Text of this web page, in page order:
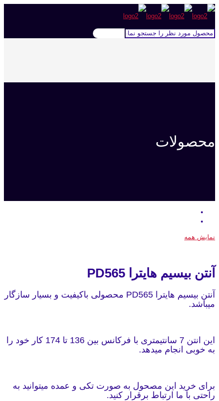
محصولات
نمایش همه
آنتن بیسیم هایترا PD565
آنتن بیسیم هایترا PD565 محصولی باکیفیت و بسیار سازگار
میباشد.
این انتن 7 سانتیمتری با فرکانس بین 136 تا 174 کار خود را
به خوبی انجام میدهد.
برای خرید این مصحول به صورت تکی و عمده میتوانید به
راحتی با ما ارتباط برقرار کنید.